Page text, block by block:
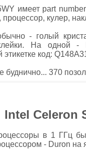
имеет part
процессор, кулер,
- голый
На одной -
код:
буднично... 370
Intel Celeron
в 1 ГГц
- Duron на